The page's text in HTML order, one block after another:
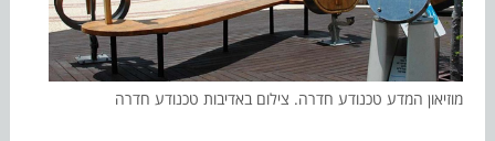
מוזיאון המדע טכנודע חדרה. צילום באדיבות טכנודע חדרה